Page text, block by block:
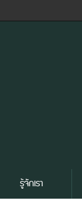
รู้จักเรา